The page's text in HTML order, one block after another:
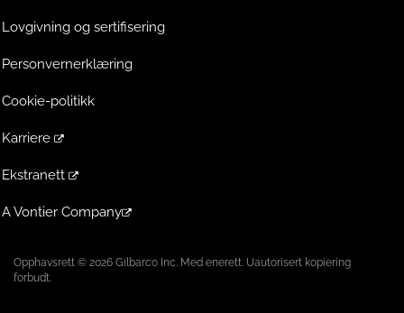
Lovgivning og sertifisering
Personvernerklæring
Cookie-politikk
Karriere
Ekstranett
A Vontier Company
Opphavsrett © 2026 Gilbarco Inc. Med enerett. Uautorisert kopiering
forbudt.